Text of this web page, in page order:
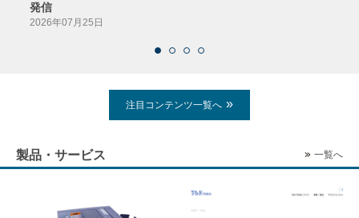
発信
2026年07月25日
注目コンテンツ一覧へ
製品・サービス 一覧へ